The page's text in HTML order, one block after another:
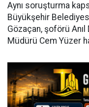
Aynı soruşturma
Büyükşehir
Gözaçan, şoförü Anıl
Müdürü Cem Yüzer